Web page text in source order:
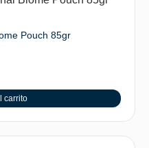
Pouch 85gr
carrito